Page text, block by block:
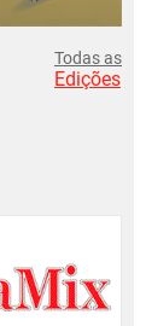
Todas as
Edições